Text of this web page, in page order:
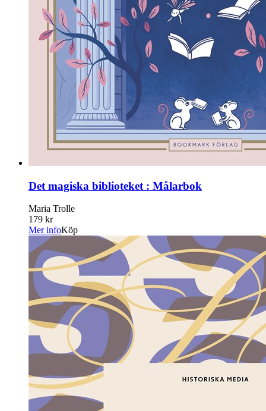
Det magiska biblioteket : Målarbok
Maria Trolle
179 kr
Mer infoKöp